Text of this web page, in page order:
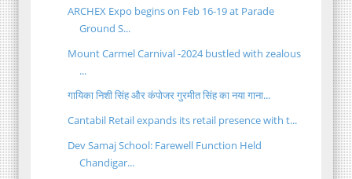
ARCHEX Expo begins on Feb 16-19 at Parade
Ground S...
Mount Carmel Carnival -2024 bustled with zealous
...
गायिका निशी सिंह और कंपोजर गुरमीत सिंह का नया गाना...
Cantabil Retail expands its retail presence with t...
Dev Samaj School: Farewell Function Held
Chandigar...